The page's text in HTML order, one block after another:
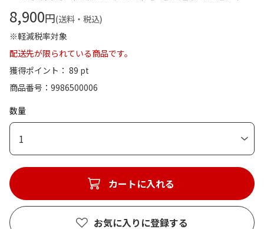
8,900円(送料・税込)
※軽減税率対象
配送先が限られている商品です。
獲得ポイント： 89 pt
商品番号
9986500006
数量
1
カートに入れる
お気に入りに登録する